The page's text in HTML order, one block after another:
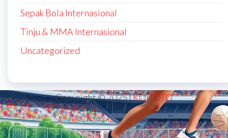
Sepak Bola Internasional
Tinju & MMA Internasional
Uncategorized
Copyright © 2025 |KOITOTO